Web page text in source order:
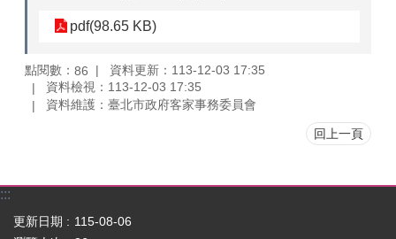
pdf(98.65 KB)
點閱數： 86
資料更新：113-12-03 17:35
資料檢視：113-12-03 17:35
資料維護：臺北市政府客家事務委員會
回上一頁
:::
更新日期
115-08-06